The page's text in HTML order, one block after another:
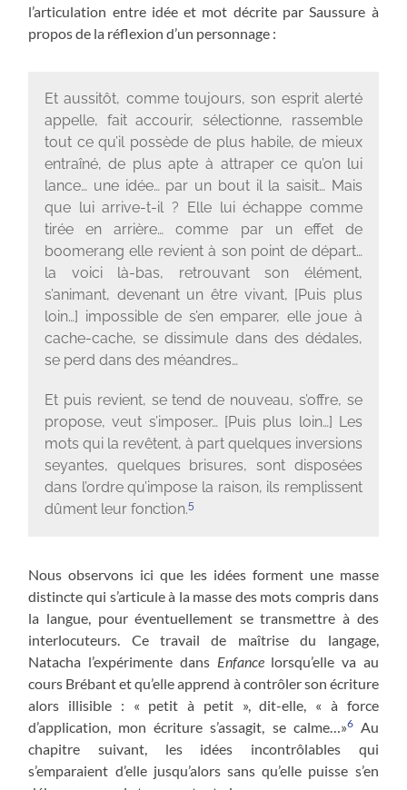
l’articulation entre idée et mot décrite par Saussure à
propos de la réflexion d’un personnage :
Et aussitôt, comme toujours, son esprit alerté
appelle, fait accourir, sélectionne, rassemble
tout ce qu’il possède de plus habile, de mieux
entraîné, de plus apte à attraper ce qu’on lui
lance… une idée… par un bout il la saisit… Mais
que lui arrive-t-il ? Elle lui échappe comme
tirée en arrière… comme par un effet de
boomerang elle revient à son point de départ…
la voici là-bas, retrouvant son élément,
s’animant, devenant un être vivant, [Puis plus
loin…] impossible de s’en emparer, elle joue à
cache-cache, se dissimule dans des dédales,
se perd dans des méandres…
Et puis revient, se tend de nouveau, s’offre, se
propose, veut s’imposer… [Puis plus loin…] Les
mots qui la revêtent, à part quelques inversions
seyantes, quelques brisures, sont disposées
dans l’ordre qu’impose la raison, ils remplissent
dûment leur fonction.5
Nous observons ici que les idées forment une masse
distincte qui s’articule à la masse des mots compris dans
la langue, pour éventuellement se transmettre à des
interlocuteurs. Ce travail de maîtrise du langage,
Natacha l’expérimente dans Enfancelorsqu’elle va au
cours Brébant et qu’elle apprend à contrôler son écriture
alors illisible : « petit à petit », dit-elle, « à force
d’application, mon écriture s’assagit, se calme…»6Au
chapitre suivant, les idées incontrôlables qui
s’emparaient d’elle jusqu’alors sans qu’elle puisse s’en